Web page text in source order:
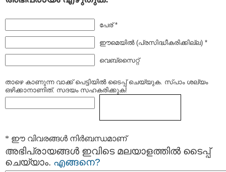
പേര് *
ഈമെയില്‍ (പ്രസിദ്ധീകരിക്കില്ല) *
വെബ്സൈറ്റ്
താഴെ കാണുന്ന വാക്ക് പെട്ടിയില്‍ ടൈപ്പ്‌ ചെയ്യുക. സ്പാം ശല്യം
ഒഴിക്കാനാണിത്. സദയം സഹകരിക്കുക!
* ഈ വിവരങ്ങള്‍ നിര്‍ബന്ധമാണ്
അഭിപ്രായങ്ങള്‍ ഇവിടെ മലയാളത്തില്‍ ടൈപ്പ്
ചെയ്യാം. എങ്ങനെ?